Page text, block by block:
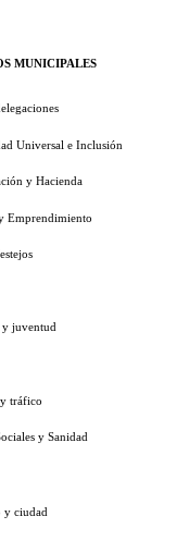
MUNICIPALES
Universal e Inclusión
y Hacienda
Emprendimiento
juventud
tráfico
y Sanidad
y ciudad